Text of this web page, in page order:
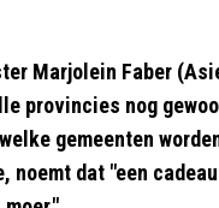
Marjolein Faber
provincies nog
gemeenten
noemt dat "een